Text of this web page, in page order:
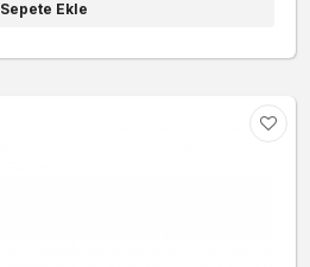
Sepete Ekle